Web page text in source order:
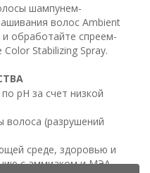
шампунем-
волос Ambient
и обработайте спреем-
Stabilizing Spray.
pH за счет низкой
волоса (разрушений
среде, здоровью и
с аммиаком и МЭА.